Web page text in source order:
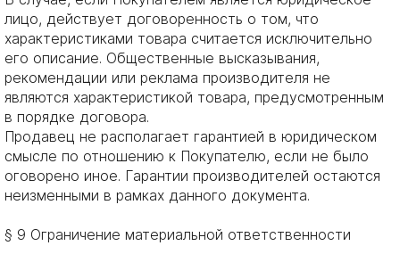
лицо, действует договоренность о том, что
характеристиками товара считается исключительно
его описание. Общественные высказывания,
рекомендации или реклама производителя не
являются характеристикой товара, предусмотренным
в порядке договора.
Продавец не располагает гарантией в юридическом
смысле по отношению к Покупателю, если не было
оговорено иное. Гарантии производителей остаются
неизменными в рамках данного документа.
§ 9 Ограничение материальной ответственности